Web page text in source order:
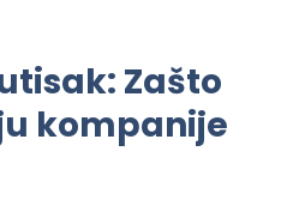
Zašto
kompanije